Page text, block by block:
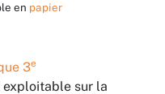
en papier
3e
exploitable sur la